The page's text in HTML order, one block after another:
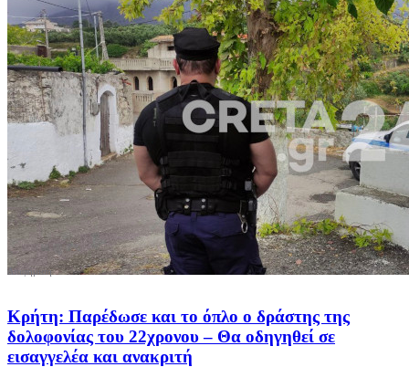
Κρήτη: Παρέδωσε και το όπλο ο δράστης της
δολοφονίας του 22χρονου – Θα οδηγηθεί σε
εισαγγελέα και ανακριτή